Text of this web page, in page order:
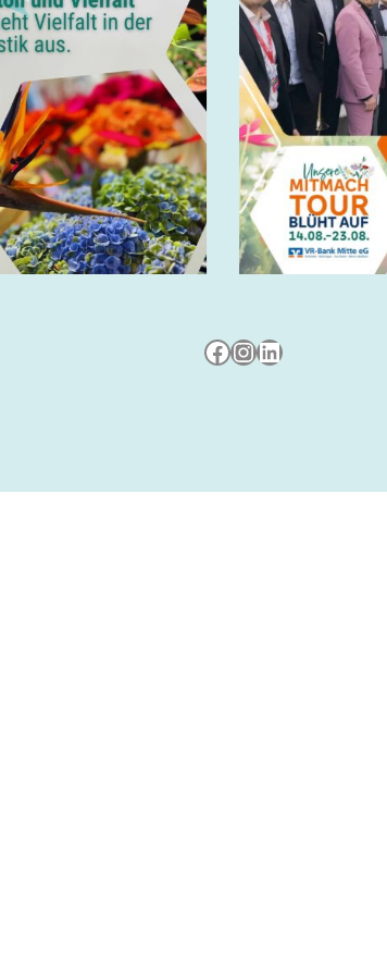
Besuche uns auf Facebook
Besuche uns auf Instagram
LinkedIn